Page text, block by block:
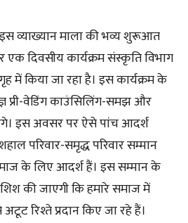
इस व्याख्यान माला की भव्य शुरूआत
एक दिवसीय कार्यक्रम संस्कृति विभाग
में किया जा रहा है। इस कार्यक्रम के
प्री-वेडिंग काउंसिलिंग-समझ और
इस अवसर पर ऐसे पांच आदर्श
परिवार-समृद्ध परिवार सम्मान
के लिए आदर्श हैं। इस सम्मान के
की जाएगी कि हमारे समाज में
रिश्ते प्रदान किए जा रहे हैं।